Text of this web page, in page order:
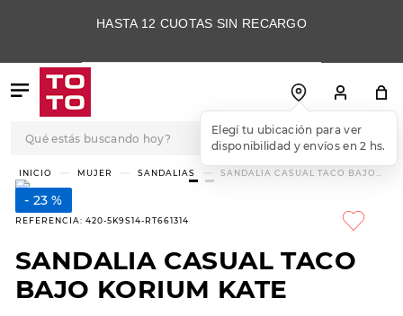
HASTA 12 CUOTAS SIN RECARGO
Elegí tu ubicación para ver
disponibilidad y envíos en 2 hs.
MUJER SANDALIAS
SANDALIA CASUAL TACO BAJO
23 %
REFERENCIA: 420-5K9S14-RT661314
SANDALIA CASUAL TACO
BAJO KORIUM KATE
TÉRMINOS MÁS
BUSCADOS
skechers slip-ins